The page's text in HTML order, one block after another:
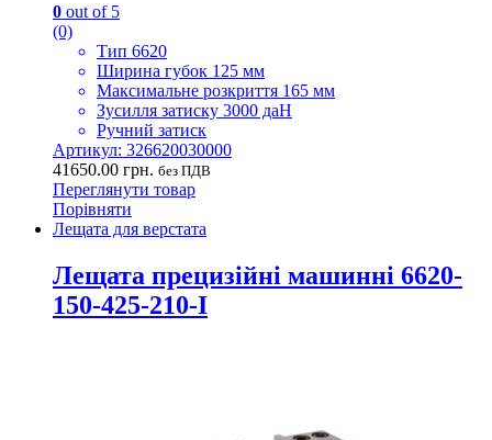
0 out of 5
(0)
Тип 6620
Ширина губок 125 мм
Максимальне розкриття 165 мм
Зусилля затиску 3000 даН
Ручний затиск
Артикул: 326620030000
41650.00 грн. без ПДВ
Переглянути товар
Порівняти
Лещата для верстата
Лещата прецизійні машинні 6620-
150-425-210-I